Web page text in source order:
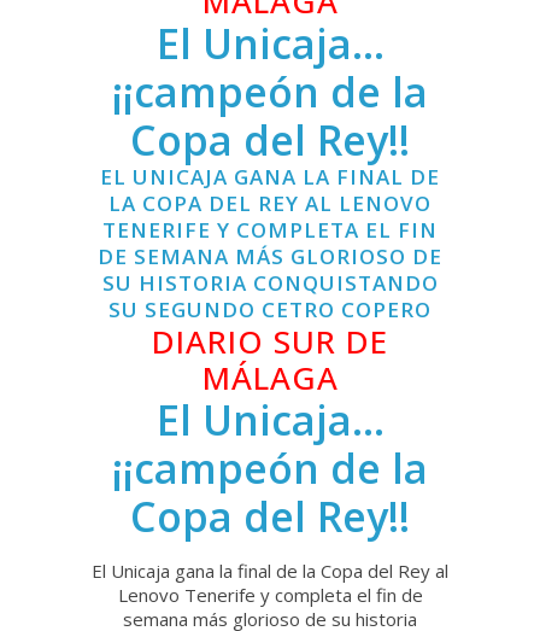
El Unicaja…
¡¡campeón de la
Copa del Rey!!
EL UNICAJA GANA LA FINAL DE
LA COPA DEL REY AL LENOVO
TENERIFE Y COMPLETA EL FIN
DE SEMANA MÁS GLORIOSO DE
SU HISTORIA CONQUISTANDO
SU SEGUNDO CETRO COPERO
DIARIO SUR DE
MÁLAGA
El Unicaja…
¡¡campeón de la
Copa del Rey!!
El Unicaja gana la final de la Copa del Rey al
Lenovo Tenerife y completa el fin de
semana más glorioso de su historia